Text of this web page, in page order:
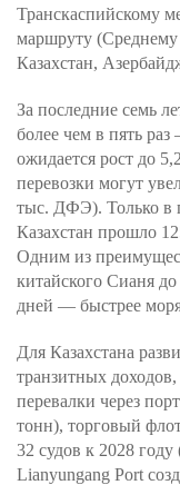
Транскаспийскому
маршруту
Казахстан,
За последние семь
более чем в пять
ожидается рост до
перевозки могут
тыс. ДФЭ). Только в
Казахстан прошло
Одним из
китайского Сианя
дней — быстрее
Для Казахстана
транзитных
перевалки через
тонн), торговый
32 судов к 2028
Lianyungang Port